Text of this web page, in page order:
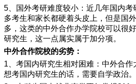
5 、国外考研难度较小：近几年国内
多考生和家长都硬着头皮上，但是国
多，这类的中外合作办学院校可以很
研究生，这一点属实属于加分项。
中外合作院校的劣势：
1 、考国内研究生相对困难：中外合作
想考国内研究生的话，需要自学政治。